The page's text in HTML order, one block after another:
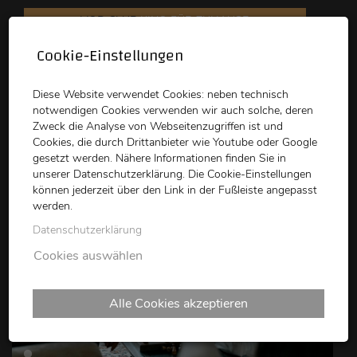
VOD CLUBKINO FÜR ZUHAUSE
schikaneder
Top Kino
schikaneder CLUB
Cookie-Einstellungen
Diese Website verwendet Cookies: neben technisch
notwendigen Cookies verwenden wir auch solche, deren
Zweck die Analyse von Webseitenzugriffen ist und
Cookies, die durch Drittanbieter wie Youtube oder Google
gesetzt werden. Nähere Informationen finden Sie in
unserer Datenschutzerklärung. Die Cookie-Einstellungen
können jederzeit über den Link in der Fußleiste angepasst
werden.
Datenschutzerklärung
Cookies auswählen
Alle Cookies akzeptieren